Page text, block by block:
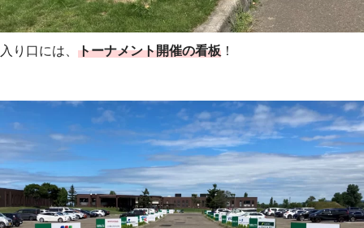
入り口には、 トーナメント開催の看板 ！